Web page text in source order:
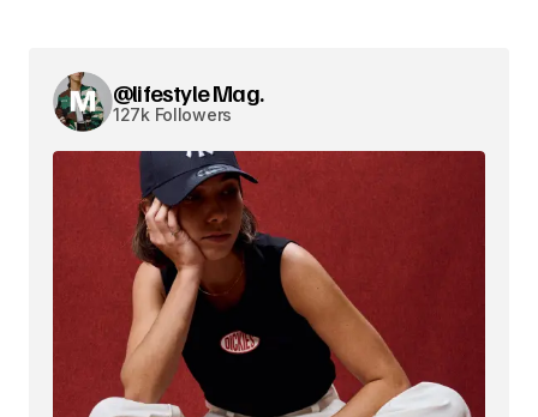
@lifestyle Mag.
127k Followers